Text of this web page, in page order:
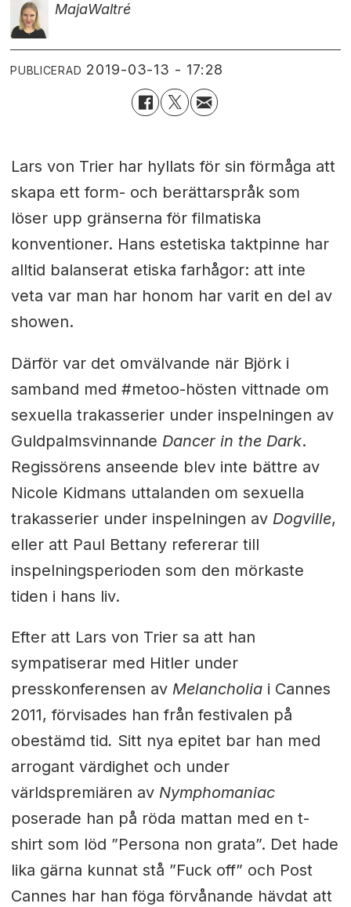
MajaWaltré
PUBLICERAD 2019-03-13 - 17:28
Lars von Trier har hyllats för sin förmåga att
skapa ett form- och berättarspråk som
löser upp gränserna för filmatiska
konventioner. Hans estetiska taktpinne har
alltid balanserat etiska farhågor: att inte
veta var man har honom har varit en del av
showen.
Därför var det omvälvande när Björk i
samband med #metoo-hösten vittnade om
sexuella trakasserier under inspelningen av
Guldpalmsvinnande Dancer in the Dark.
Regissörens anseende blev inte bättre av
Nicole Kidmans uttalanden om sexuella
trakasserier under inspelningen av Dogville,
eller att Paul Bettany refererar till
inspelningsperioden som den mörkaste
tiden i hans liv.
Efter att Lars von Trier sa att han
sympatiserar med Hitler under
presskonferensen av Melancholia i Cannes
2011, förvisades han från festivalen på
obestämd tid. Sitt nya epitet bar han med
arrogant värdighet och under
världspremiären av Nymphomaniac
poserade han på röda mattan med en t-
shirt som löd ”Persona non grata”. Det hade
lika gärna kunnat stå ”Fuck off” och Post
Cannes har han föga förvånande hävdat att